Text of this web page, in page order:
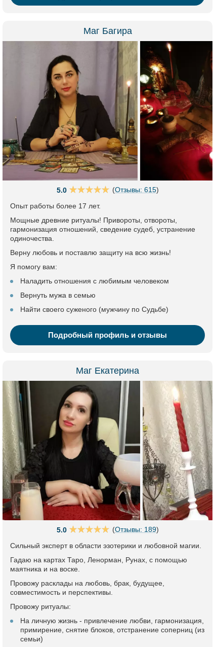
Маг Багира
5.0 (Отзывы: 615)
Опыт работы более 17 лет.
Мощные древние ритуалы! Привороты, отвороты,
гармонизация отношений, сведение судеб, устранение
одиночества.
Верну любовь и поставлю защиту на всю жизнь!
Я помогу вам:
Наладить отношения с любимым человеком
Вернуть мужа в семью
Найти своего суженого (мужчину по Судьбе)
Подробный профиль и отзывы
Маг Екатерина
5.0 (Отзывы: 189)
Сильный эксперт в области эзотерики и любовной магии.
Гадаю на картах Таро, Ленорман, Рунах, с помощью
маятника и на воске.
Провожу расклады на любовь, брак, будущее,
совместимость и перспективы.
Провожу ритуалы:
На личную жизнь - привлечение любви, гармонизация,
примирение, снятие блоков, отстранение соперниц (из
семьи)